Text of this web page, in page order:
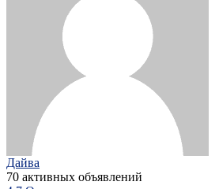
Дайва
70 активных объявлений